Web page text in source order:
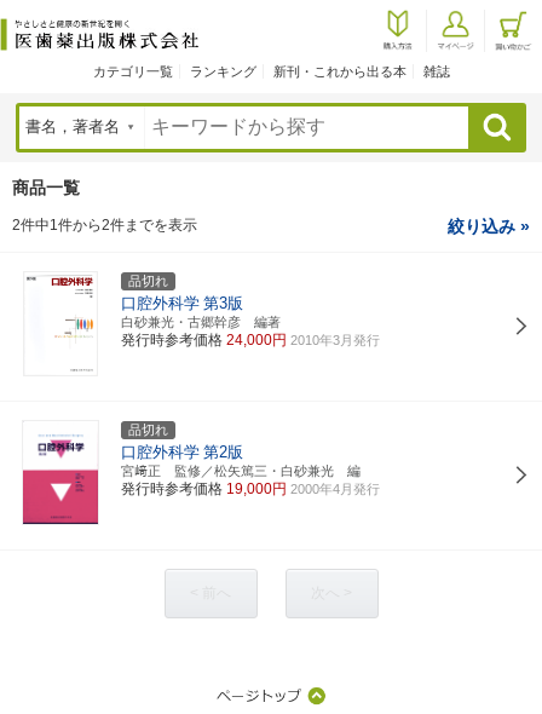
カテゴリ一覧 ランキング 新刊・これから出る本 雑誌
検索
商品一覧
2件中1件から2件までを表示 絞り込み »
品切れ
口腔外科学 第3版
白砂兼光・古郷幹彦 編著
発行時参考価格 24,000円 2010年3月発行
品切れ
口腔外科学 第2版
宮﨑正 監修／松矢篤三・白砂兼光 編
発行時参考価格 19,000円 2000年4月発行